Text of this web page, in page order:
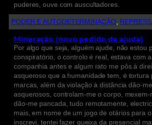
puderes, ouve com auscultadores.
PODER E AUTODETERMINAÇÃO,
Mineração (novo pedido de ajuda)
Por algo que seja, alguém ajude, não estou
conspiratório, o controlo é real, estava com
companhia antes e algum rato me pôs à
asqueroso que a humanidade tem, é tortura
marcas, além da violação à distância dão-
asquerosos, controlam-me o corpo, mexem-
dão-me pancada, tudo remotamente,
mais, em nome de um jogo de otários para
inscrevi, tentei fazer queixa da presencial